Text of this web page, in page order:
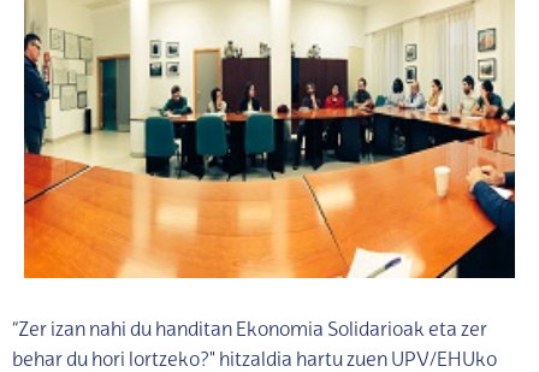
“Zer izan nahi du handitan Ekonomia Solidarioak eta zer
behar du hori lortzeko?" hitzaldia hartu zuen UPV/EHUko